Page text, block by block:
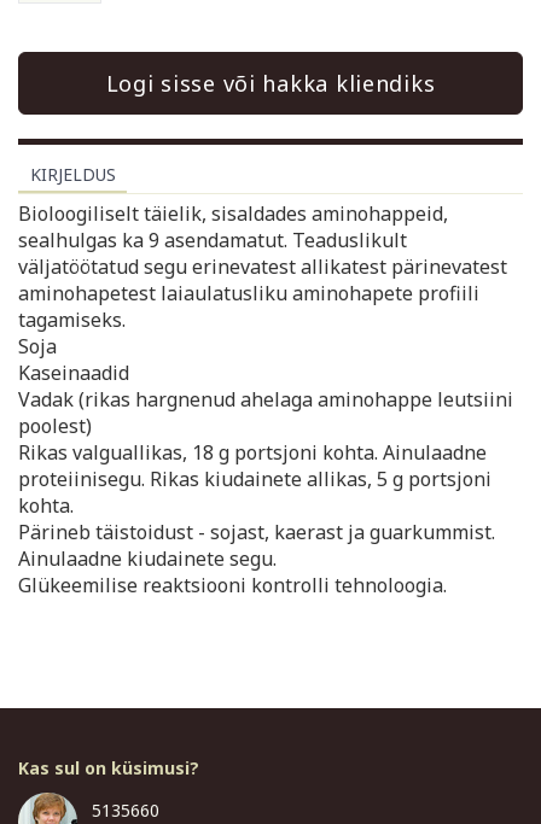
Logi sisse või hakka kliendiks
KIRJELDUS
Bioloogiliselt täielik, sisaldades aminohappeid,
sealhulgas ka 9 asendamatut. Teaduslikult
väljatöötatud segu erinevatest allikatest pärinevatest
aminohapetest laiaulatusliku aminohapete profiili
tagamiseks.
Soja
Kaseinaadid
Vadak (rikas hargnenud ahelaga aminohappe leutsiini
poolest)
Rikas valguallikas, 18 g portsjoni kohta. Ainulaadne
proteiinisegu. Rikas kiudainete allikas, 5 g portsjoni
kohta.
Pärineb täistoidust - sojast, kaerast ja guarkummist.
Ainulaadne kiudainete segu.
Glükeemilise reaktsiooni kontrolli tehnoloogia.
Kas sul on küsimusi?
5135660